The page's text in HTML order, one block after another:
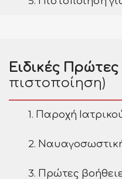
Ειδικές
πιστοποίηση)
1. Παροχή
2.
3. Πρώτες